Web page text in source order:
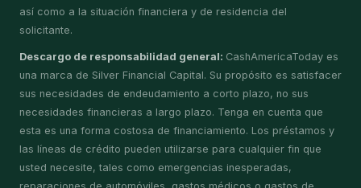
así como a la situación financiera y de residencia del
solicitante.
Descargo de responsabilidad general: CashAmericaToday es
una marca de Silver Financial Capital. Su propósito es satisfacer
sus necesidades de endeudamiento a corto plazo, no sus
necesidades financieras a largo plazo. Tenga en cuenta que
esta es una forma costosa de financiamiento. Los préstamos y
las líneas de crédito pueden utilizarse para cualquier fin que
usted necesite, tales como emergencias inesperadas,